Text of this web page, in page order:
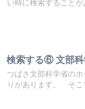
い時に検索すること
検索する⑥ 文部
つばさ文部科学省の
りがあります。 そこ